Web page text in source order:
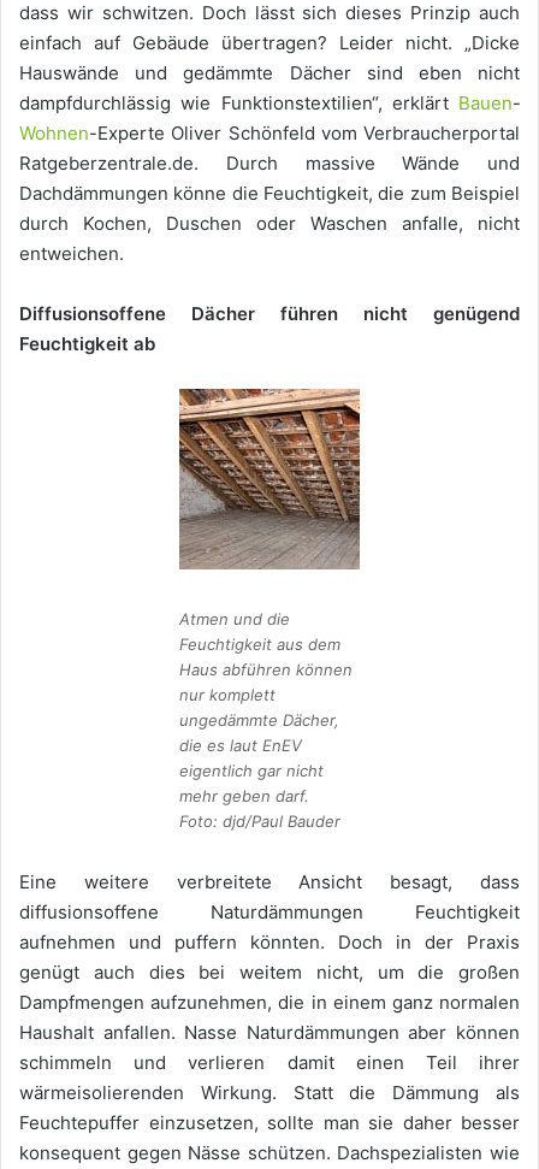
dass wir schwitzen. Doch lässt sich dieses Prinzip auch
einfach auf Gebäude übertragen? Leider nicht. „Dicke
Hauswände und gedämmte Dächer sind eben nicht
dampfdurchlässig wie Funktionstextilien“, erklärt Bauen-
Wohnen-Experte Oliver Schönfeld vom Verbraucherportal
Ratgeberzentrale.de. Durch massive Wände und
Dachdämmungen könne die Feuchtigkeit, die zum Beispiel
durch Kochen, Duschen oder Waschen anfalle, nicht
entweichen.
Diffusionsoffene Dächer führen nicht genügend
Feuchtigkeit ab
Atmen und die
Feuchtigkeit aus dem
Haus abführen können
nur komplett
ungedämmte Dächer,
die es laut EnEV
eigentlich gar nicht
mehr geben darf.
Foto: djd/Paul Bauder
Eine weitere verbreitete Ansicht besagt, dass
diffusionsoffene Naturdämmungen Feuchtigkeit
aufnehmen und puffern könnten. Doch in der Praxis
genügt auch dies bei weitem nicht, um die großen
Dampfmengen aufzunehmen, die in einem ganz normalen
Haushalt anfallen. Nasse Naturdämmungen aber können
schimmeln und verlieren damit einen Teil ihrer
wärmeisolierenden Wirkung. Statt die Dämmung als
Feuchtepuffer einzusetzen, sollte man sie daher besser
konsequent gegen Nässe schützen. Dachspezialisten wie